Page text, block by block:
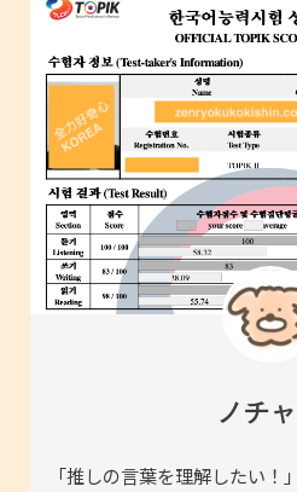
ノチ
「推しの言葉を理解したい！